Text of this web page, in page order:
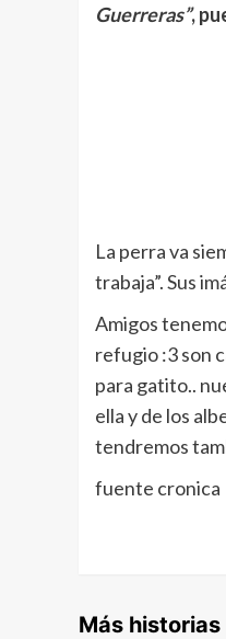
Guerreras”,
La perra va
trabaja”. Sus
Amigos
refugio:3son
para gatito..
ella y de los
tendremos
fuente cronica
Más historias